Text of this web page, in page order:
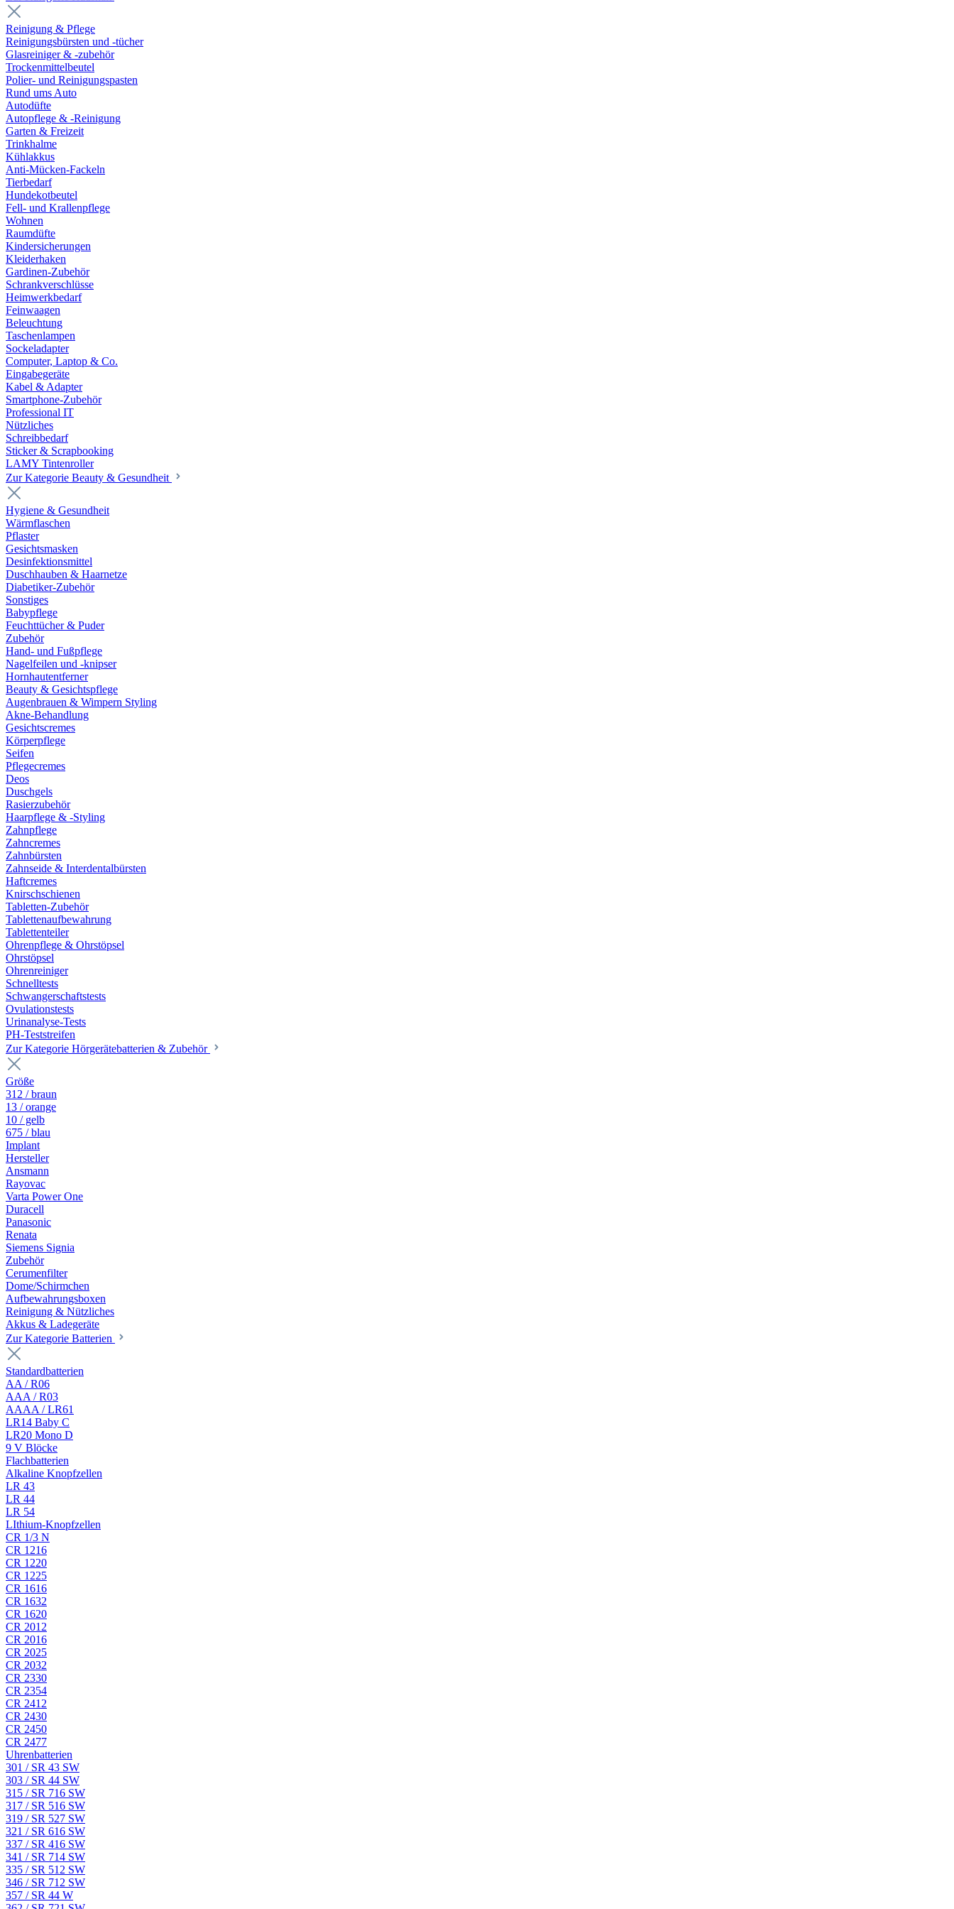
Reinigung & Pflege
Reinigungsbürsten und -tücher
Glasreiniger & -zubehör
Trockenmittelbeutel
Polier- und Reinigungspasten
Rund ums Auto
Autodüfte
Autopflege & -Reinigung
Garten & Freizeit
Trinkhalme
Kühlakkus
Anti-Mücken-Fackeln
Tierbedarf
Hundekotbeutel
Fell- und Krallenpflege
Wohnen
Raumdüfte
Kindersicherungen
Kleiderhaken
Gardinen-Zubehör
Schrankverschlüsse
Heimwerkbedarf
Feinwaagen
Beleuchtung
Taschenlampen
Sockeladapter
Computer, Laptop & Co.
Eingabegeräte
Kabel & Adapter
Smartphone-Zubehör
Professional IT
Nützliches
Schreibbedarf
Sticker & Scrapbooking
LAMY Tintenroller
Zur Kategorie Beauty & Gesundheit
Hygiene & Gesundheit
Wärmflaschen
Pflaster
Gesichtsmasken
Desinfektionsmittel
Duschhauben & Haarnetze
Diabetiker-Zubehör
Sonstiges
Babypflege
Feuchttücher & Puder
Zubehör
Hand- und Fußpflege
Nagelfeilen und -knipser
Hornhautentferner
Beauty & Gesichtspflege
Augenbrauen & Wimpern Styling
Akne-Behandlung
Gesichtscremes
Körperpflege
Seifen
Pflegecremes
Deos
Duschgels
Rasierzubehör
Haarpflege & -Styling
Zahnpflege
Zahncremes
Zahnbürsten
Zahnseide & Interdentalbürsten
Haftcremes
Knirschschienen
Tabletten-Zubehör
Tablettenaufbewahrung
Tablettenteiler
Ohrenpflege & Ohrstöpsel
Ohrstöpsel
Ohrenreiniger
Schnelltests
Schwangerschaftstests
Ovulationstests
Urinanalyse-Tests
PH-Teststreifen
Zur Kategorie Hörgerätebatterien & Zubehör
Größe
312 / braun
13 / orange
10 / gelb
675 / blau
Implant
Hersteller
Ansmann
Rayovac
Varta Power One
Duracell
Panasonic
Renata
Siemens Signia
Zubehör
Cerumenfilter
Dome/Schirmchen
Aufbewahrungsboxen
Reinigung & Nützliches
Akkus & Ladegeräte
Zur Kategorie Batterien
Standardbatterien
AA / R06
AAA / R03
AAAA / LR61
LR14 Baby C
LR20 Mono D
9 V Blöcke
Flachbatterien
Alkaline Knopfzellen
LR 43
LR 44
LR 54
LIthium-Knopfzellen
CR 1/3 N
CR 1216
CR 1220
CR 1225
CR 1616
CR 1632
CR 1620
CR 2012
CR 2016
CR 2025
CR 2032
CR 2330
CR 2354
CR 2412
CR 2430
CR 2450
CR 2477
Uhrenbatterien
301 / SR 43 SW
303 / SR 44 SW
315 / SR 716 SW
317 / SR 516 SW
319 / SR 527 SW
321 / SR 616 SW
337 / SR 416 SW
341 / SR 714 SW
335 / SR 512 SW
346 / SR 712 SW
357 / SR 44 W